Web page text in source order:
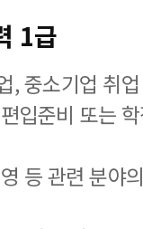
1급
, 중소기업 취
입준비 또는
등 관련 분야